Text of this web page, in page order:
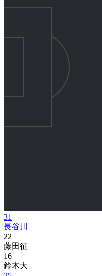
31
長谷川
22
藤田征
16
鈴木大